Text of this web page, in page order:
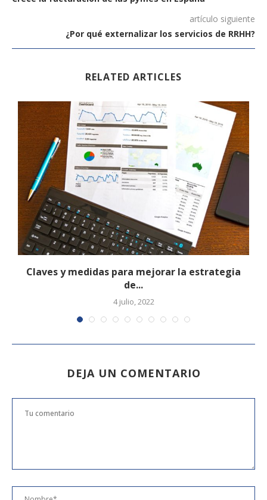
artículo siguiente
¿Por qué externalizar los servicios de RRHH?
RELATED ARTICLES
Claves y medidas para mejorar la estrategia
de...
4 julio, 2022
DEJA UN COMENTARIO